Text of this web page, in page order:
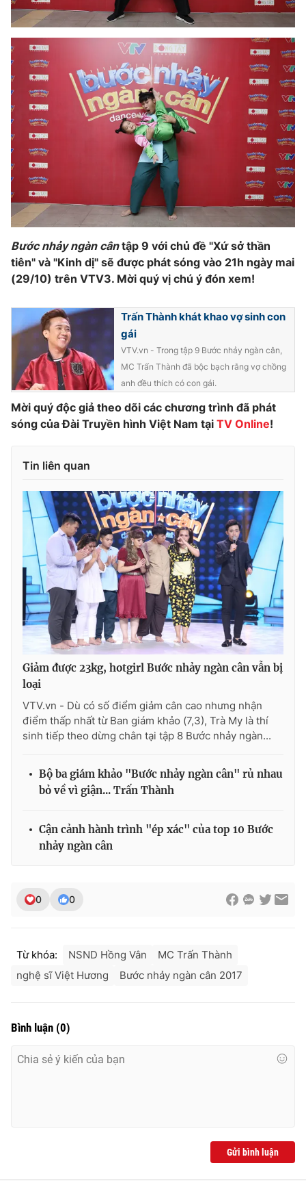
Bước nhảy ngàn cântập 9 với chủ đề "Xứ sở thần
tiên" và "Kinh dị" sẽ được phát sóng vào 21h ngày mai
(29/10) trên VTV3. Mời quý vị chú ý đón xem!
Trấn Thành khát khao vợ sinh con
gái
VTV.vn - Trong tập 9 Bước nhảy ngàn cân,
MC Trấn Thành đã bộc bạch rằng vợ chồng
anh đều thích có con gái.
Mời quý độc giả theo dõi các chương trình đã phát
sóng của Đài Truyền hình Việt Nam tại TV Online!
Tin liên quan
Giảm được 23kg, hotgirl Bước nhảy ngàn cân vẫn bị
loại
VTV.vn - Dù có số điểm giảm cân cao nhưng nhận
điểm thấp nhất từ Ban giám khảo (7,3), Trà My là thí
sinh tiếp theo dừng chân tại tập 8 Bước nhảy ngàn...
Bộ ba giám khảo "Bước nhảy ngàn cân" rủ nhau
bỏ về vì giận... Trấn Thành
Cận cảnh hành trình "ép xác" của top 10 Bước
nhảy ngàn cân
0 0
Từ khóa: NSND Hồng Vân
MC Trấn Thành
nghệ sĩ Việt Hương
Bước nhảy ngàn cân 2017
Bình luận (0)
Gửi bình luận